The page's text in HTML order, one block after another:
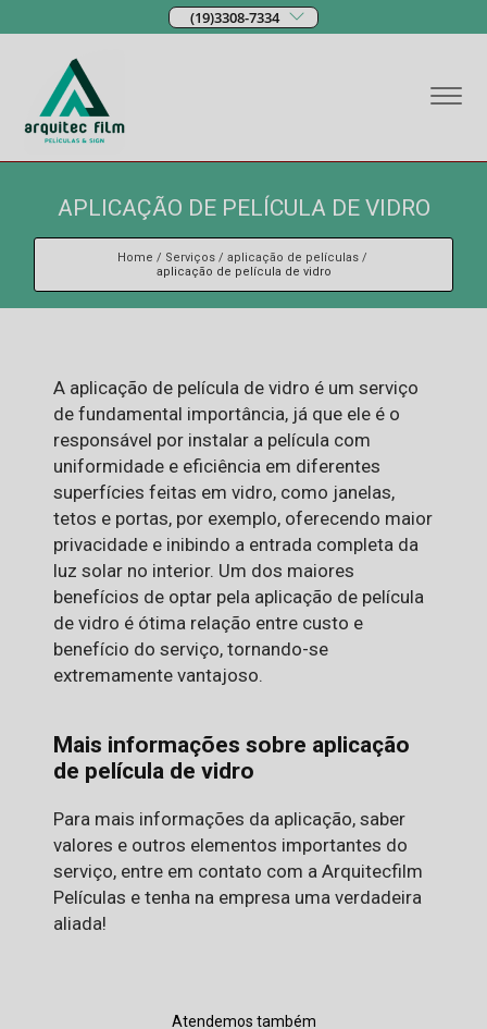
(19)3308-7334
APLICAÇÃO DE PELÍCULA DE VIDRO
Home Serviços
aplicação de películas
aplicação de película de vidro
A aplicação de película de vidro é um serviço
de fundamental importância, já que ele é o
responsável por instalar a película com
uniformidade e eficiência em diferentes
superfícies feitas em vidro, como janelas,
tetos e portas, por exemplo, oferecendo maior
privacidade e inibindo a entrada completa da
luz solar no interior. Um dos maiores
benefícios de optar pela aplicação de película
de vidro é ótima relação entre custo e
benefício do serviço, tornando-se
extremamente vantajoso.
Mais informações sobre aplicação
de película de vidro
Para mais informações da aplicação, saber
valores e outros elementos importantes do
serviço, entre em contato com a Arquitecfilm
Películas e tenha na empresa uma verdadeira
aliada!
Atendemos também